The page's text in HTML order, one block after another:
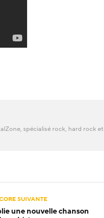
spécialisé rock, hard rock et
SUIVANTE
une nouvelle chanson